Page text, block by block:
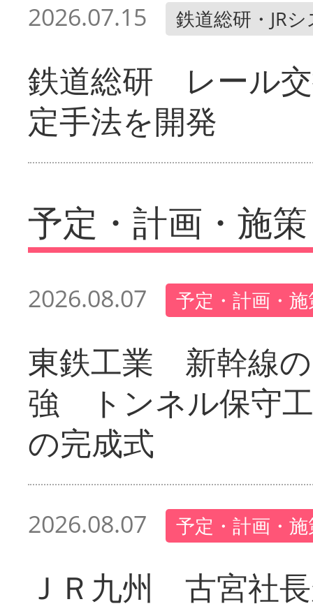
2026.07.15 鉄道総研・JR
鉄道総研 レール
定手法を開発
予定・計画・施策
2026.08.07 予定・計画・
東鉄工業 新幹線
強 トンネル保守
の完成式
2026.08.07 予定・計画・
ＪＲ九州 古宮社